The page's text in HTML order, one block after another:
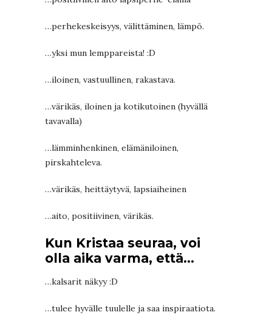
…perhekeskeisyys, välittäminen, lämpö.
…yksi mun lemppareista! :D
…iloinen, vastuullinen, rakastava.
…värikäs, iloinen ja kotikutoinen (hyvällä
tavavalla)
…lämminhenkinen, elämäniloinen,
pirskahteleva.
…värikäs, heittäytyvä, lapsiaiheinen
…aito, positiivinen, värikäs.
Kun Kristaa seuraa, voi
olla aika varma, että…
…kalsarit näkyy :D
…tulee hyvälle tuulelle ja saa inspiraatiota.